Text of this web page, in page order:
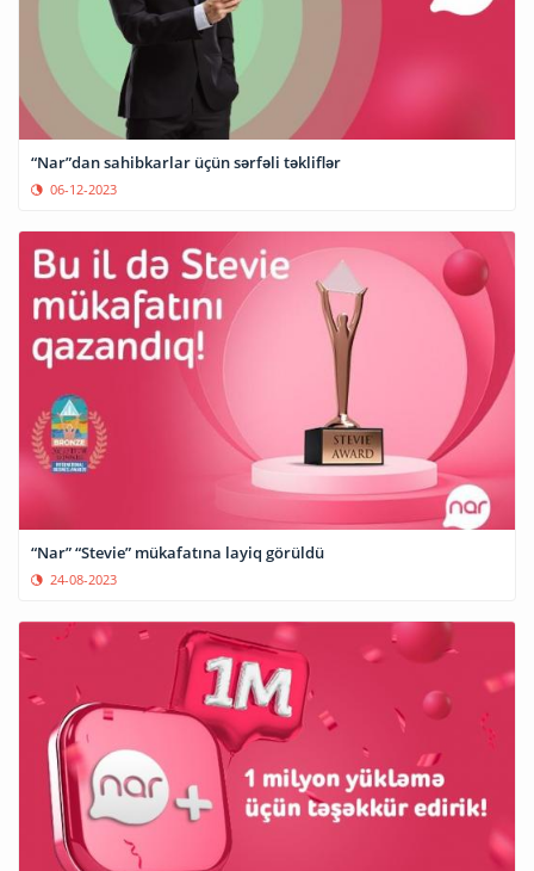
“Nar”dan sahibkarlar üçün sərfəli təkliflər
06-12-2023
“Nar” “Stevie” mükafatına layiq görüldü
24-08-2023